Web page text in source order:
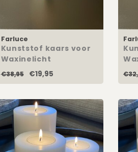
Farluce
Kunststof kaars voor
Waxinelicht
Champagne
€38,95 €19,95